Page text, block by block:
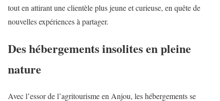
tout en attirant une clientèle plus jeune et curieuse, en quête de
nouvelles expériences à partager.
Des hébergements insolites en pleine
nature
Avec l’essor de l’agritourisme en Anjou, les hébergements se